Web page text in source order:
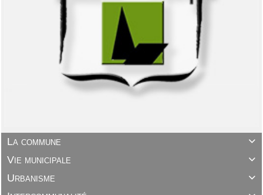

La commune

Vie municipale

Urbanisme